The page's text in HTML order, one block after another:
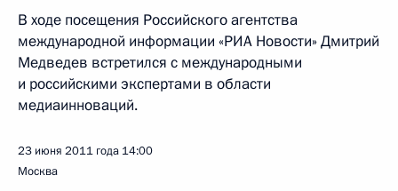
В ходе посещения Российского агентства
международной информации «РИА Новости» Дмитрий
Медведев встретился с международными
и российскими экспертами в области
медиаинноваций.
23 июня 2011 года 14:00
Москва